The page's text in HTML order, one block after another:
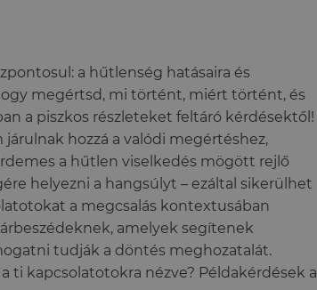
a hűtlenség hatásaira és
megértsd, mi történt, miért történt, és
a piszkos részleteket feltáró kérdésektől!
hozzá a valódi megértéshez,
a hűtlen viselkedés mögött rejlő
helyezni a hangsúlyt – ezáltal sikerülhet
a megcsalás kontextusában
amelyek segítenek
tudják a döntés meghozatalát.
ti kapcsolatotokra nézve? Példakérdések a